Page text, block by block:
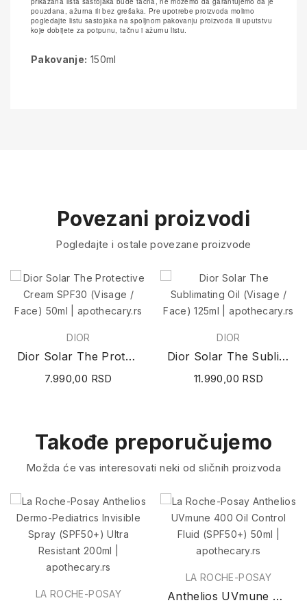
pouzdana, ažurna ili bez grešaka. Pre upotrebe proizvoda molimo
pogledajte listu sastojaka na spoljnom pakovanju proizvoda ili uputstvu
koje dobijete za potpunu, tačnu i ažurnu listu.
Pakovanje: 150ml
Povezani proizvodi
Pogledajte i ostale povezane proizvode
DIOR
Dior Solar The Protective Cream SPF30 (Visage /...
7.990,00 RSD
DIOR
Dior Solar The Sublimating Oil (Visage / Face)...
11.990,00 RSD
Takođe preporučujemo
Možda će vas interesovati neki od sličnih proizvoda
LA ROCHE-POSAY
LA ROCHE-POSAY
Anthelios UVmune 400 Tinted Fluid (SPF50+) 50ml